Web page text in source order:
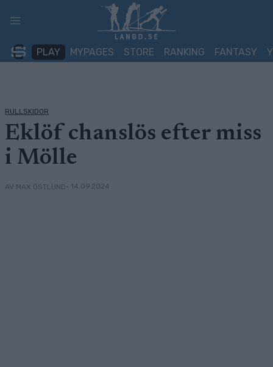
PLAY MYPAGES STORE RANKING FANTASY
RULLSKIDOR
Eklöf chanslös efter miss
i Mölle
AV MAX ÖSTLUND• 14.09.2024